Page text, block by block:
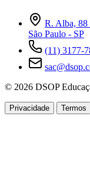
R. Alba, 88
São Paulo - SP
(11) 3177-
© 2026 DSOP
Privacidade Termos